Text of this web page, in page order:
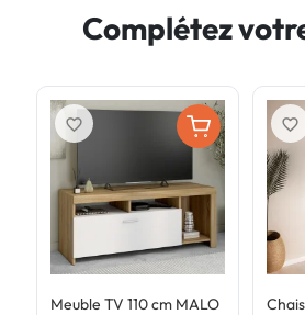
Complétez
Meuble TV 110 cm MALO
favorite_border favorite_border